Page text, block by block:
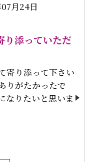
月24日
り添っていただ
寄り添って下さい
りがたかったで
なりたいと思いま